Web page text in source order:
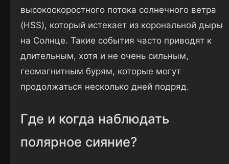
высокоскоростного потока солнечного ветра
(HSS), который истекает из корональной дыры
на Солнце. Такие события часто приводят к
длительным, хотя и не очень сильным,
геомагнитным бурям, которые могут
продолжаться несколько дней подряд.
Где и когда наблюдать
полярное сияние?